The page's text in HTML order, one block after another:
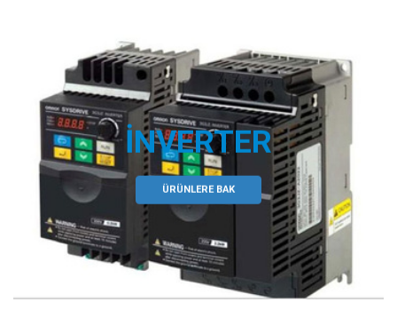
İNVERTER
ÜRÜNLERE BAK